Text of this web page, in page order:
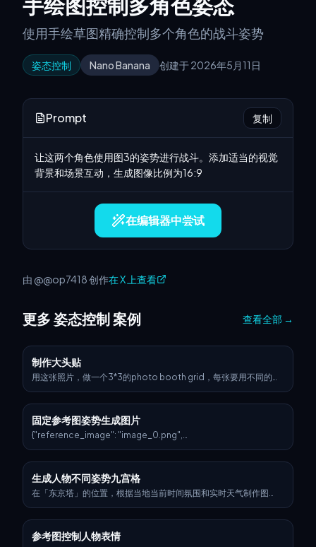
使用手绘草图精确控制多个角色的战斗姿势
姿态控制 Nano Banana 创建于 2026年5月11日
Prompt 复制
让这两个角色使用图3的姿势进行战斗。添加适当的视觉
背景和场景互动，生成图像比例为16:9
在编辑器中尝试
由 @@op7418 创作在 X 上查看
更多 姿态控制 案例 查看全部 →
制作大头贴
用这张照片，做一个3*3的photo booth grid，每张要用不同的姿
固定参考图姿势生成图片
{"reference_image": "image_0.png",
穿一件华丽的蓝色蕾丝覆盖迷你连衣裙，带奶妈式紧身胸衣、心形
领口、小飞袖和荷叶边下摆。她穿着厚重的及膝红色皮靴，靴前有
衣物的衣架。灯光是顶部钨丝灯，营造出温暖的棕褐色、复古90年
生成人物不同姿势九宫格
在「东京塔」的位置，根据当地当前时间氛围和实时天气制作图
参考图控制人物表情